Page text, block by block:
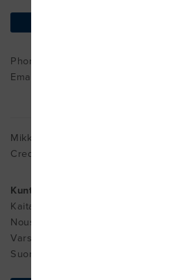
Phone : ++358400891289
Email:
Mikke Haaranen
Cred. MDT
Kuntokamari Oy
Kaitaraistentie 162
Nousiainen
Varsinais-Suomi 21270
Suomi